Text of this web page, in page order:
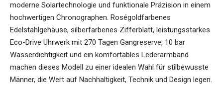
moderne Solartechnologie und funktionale Präzision in einem
hochwertigen Chronographen. Roségoldfarbenes
Edelstahlgehäuse, silberfarbenes Zifferblatt, leistungsstarkes
Eco-Drive Uhrwerk mit 270 Tagen Gangreserve, 10 bar
Wasserdichtigkeit und ein komfortables Lederarmband
machen dieses Modell zu einer idealen Wahl für stilbewusste
Männer, die Wert auf Nachhaltigkeit, Technik und Design legen.